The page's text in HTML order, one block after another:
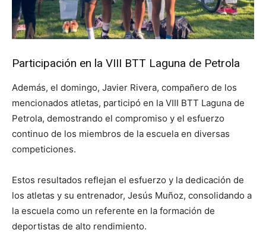
Participación en la VIII BTT Laguna de Petrola
Además, el domingo, Javier Rivera, compañero de los
mencionados atletas, participó en la VIII BTT Laguna de
Petrola, demostrando el compromiso y el esfuerzo
continuo de los miembros de la escuela en diversas
competiciones.
Estos resultados reflejan el esfuerzo y la dedicación de
los atletas y su entrenador, Jesús Muñoz, consolidando a
la escuela como un referente en la formación de
deportistas de alto rendimiento.